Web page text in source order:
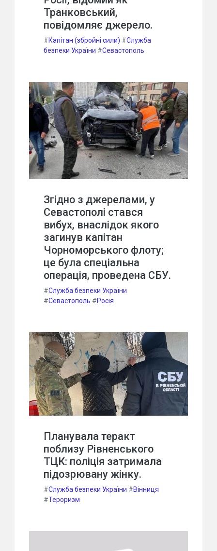
Транковський,
повідомляє джерело.
#Капітан (збройні сили) #Служба
безпеки України #Севастополь
Згідно з джерелами, у
Севастополі стався
вибух, внаслідок якого
загинув капітан
Чорноморського флоту;
це була спеціальна
операція, проведена СБУ.
#Служба безпеки України
#Севастополь #Росія
Планувала теракт
поблизу Рівненського
ТЦК: поліція затримала
підозрювану жінку.
#Служба безпеки України #Вінниця
#Тероризм